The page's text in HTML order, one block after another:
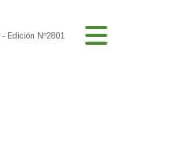
- Edición Nº2801